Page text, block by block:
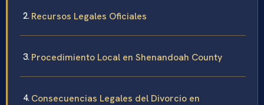
Recursos Legales Oficiales
Procedimiento Local en Shenandoah County
Consecuencias Legales del Divorcio en